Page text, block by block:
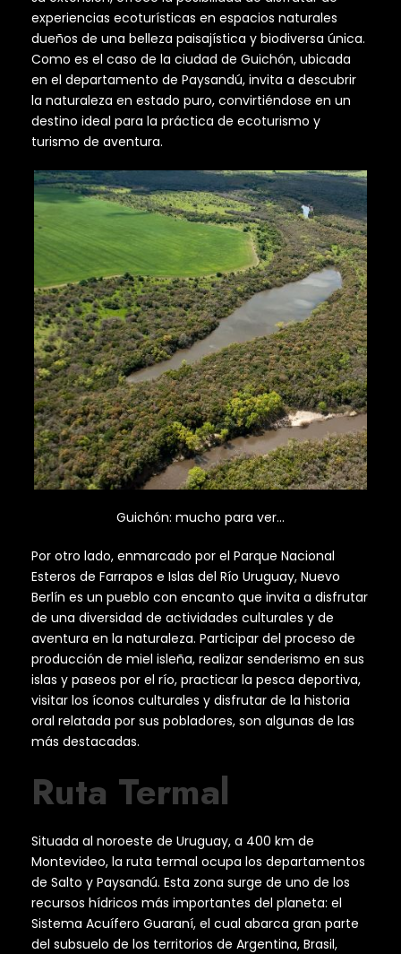
experiencias ecoturísticas en espacios naturales
dueños de una belleza paisajística y biodiversa única.
Como es el caso de la ciudad de Guichón, ubicada
en el departamento de Paysandú, invita a descubrir
la naturaleza en estado puro, convirtiéndose en un
destino ideal para la práctica de ecoturismo y
turismo de aventura.
Guichón: mucho para ver…
Por otro lado, enmarcado por el Parque Nacional
Esteros de Farrapos e Islas del Río Uruguay, Nuevo
Berlín es un pueblo con encanto que invita a disfrutar
de una diversidad de actividades culturales y de
aventura en la naturaleza. Participar del proceso de
producción de miel isleña, realizar senderismo en sus
islas y paseos por el río, practicar la pesca deportiva,
visitar los íconos culturales y disfrutar de la historia
oral relatada por sus pobladores, son algunas de las
más destacadas.
Ruta Termal
Situada al noroeste de Uruguay, a 400 km de
Montevideo, la ruta termal ocupa los departamentos
de Salto y Paysandú. Esta zona surge de uno de los
recursos hídricos más importantes del planeta: el
Sistema Acuífero Guaraní, el cual abarca gran parte
del subsuelo de los territorios de Argentina, Brasil,